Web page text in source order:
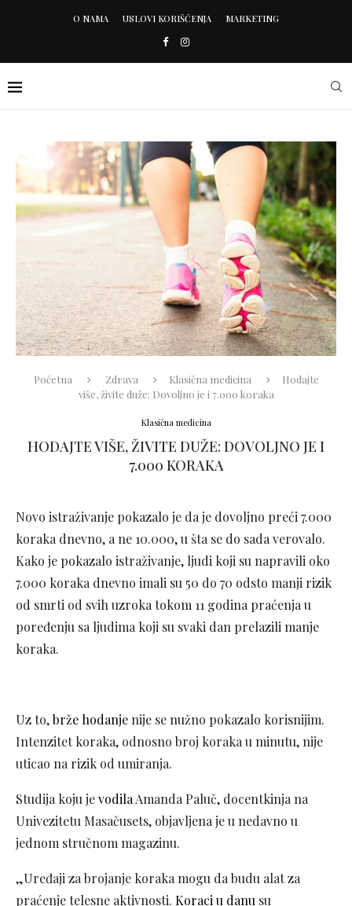
O NAMA USLOVI KORIŠĆENJA MARKETING
Početna Zdrava Klasična medicina
Hodajte
više, živite duže: Dovoljno je i 7.000 koraka
Klasična medicina
HODAJTE VIŠE, ŽIVITE DUŽE: DOVOLJNO JE I
7.000 KORAKA
Novo istraživanje pokazalo je da je dovoljno preći 7.000
koraka dnevno, a ne 10.000, u šta se do sada verovalo.
Kako je pokazalo istraživanje, ljudi koji su napravili oko
7.000 koraka dnevno imali su 50 do 70 odsto manji rizik
od smrti od svih uzroka tokom 11 godina praćenja u
poređenju sa ljudima koji su svaki dan prelazili manje
koraka.
Uz to,brže hodanjenije se nužno pokazalo korisnijim.
Intenzitet koraka, odnosno broj koraka u minutu, nije
uticao na rizik od umiranja.
Studija koju jevodila Amanda Paluč, docentkinja na
Univezitetu Masačusets, objavljena je u nedavno u
jednom stručnom magazinu.
„Uređaji za brojanje koraka mogu da budu alat za
praćenje telesne aktivnosti. Koraci u danu su